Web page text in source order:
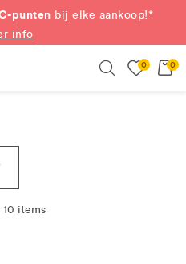
punten bij elke aankoop!*
info
0 0
10 items